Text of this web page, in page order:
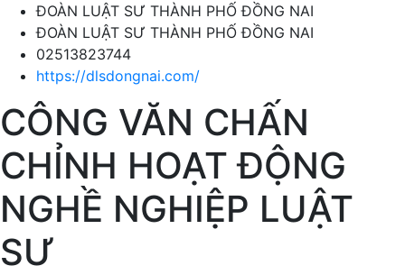
ĐOÀN LUẬT SƯ THÀNH PHỐ ĐỒNG NAI
ĐOÀN LUẬT SƯ THÀNH PHỐ ĐỒNG NAI
02513823744
https://dlsdongnai.com/
CÔNG VĂN CHẤN
CHỈNH HOẠT ĐỘNG
NGHỀ NGHIỆP LUẬT
SƯ